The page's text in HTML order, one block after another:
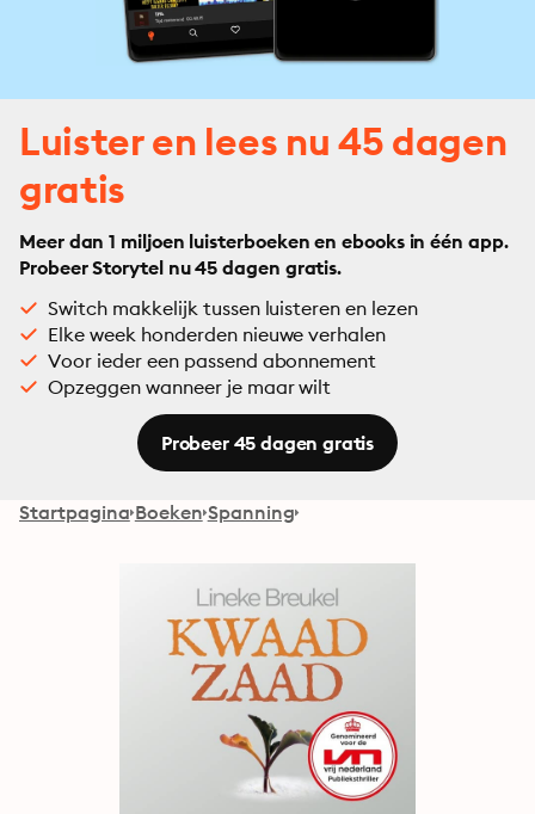
Luister en lees nu 45 dagen
gratis
Meer dan 1 miljoen luisterboeken en ebooks in één app.
Probeer Storytel nu 45 dagen gratis.
Switch makkelijk tussen luisteren en lezen
Elke week honderden nieuwe verhalen
Voor ieder een passend abonnement
Opzeggen wanneer je maar wilt
Probeer 45 dagen gratis
Startpagina Boeken Spanning